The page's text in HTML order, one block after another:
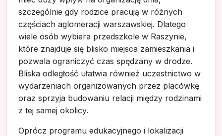
szczególnie gdy rodzice pracują w różnych
częściach aglomeracji warszawskiej. Dlatego
wiele osób wybiera przedszkole w Raszynie,
które znajduje się blisko miejsca zamieszkania i
pozwala ograniczyć czas spędzany w drodze.
Bliska odległość ułatwia również uczestnictwo w
wydarzeniach organizowanych przez placówkę
oraz sprzyja budowaniu relacji między rodzinami
z tej samej okolicy.
Oprócz programu edukacyjnego i lokalizacji